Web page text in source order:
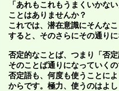
「あれもこれもうまくいかな
ことはありませんか？
これでは、潜在意識にそんな
すると、そのさらにその通り
否定的なことば、つまり「否
そのことば通りになっていく
否定語も、何度も使うことに
からです。極力、使うのはよ